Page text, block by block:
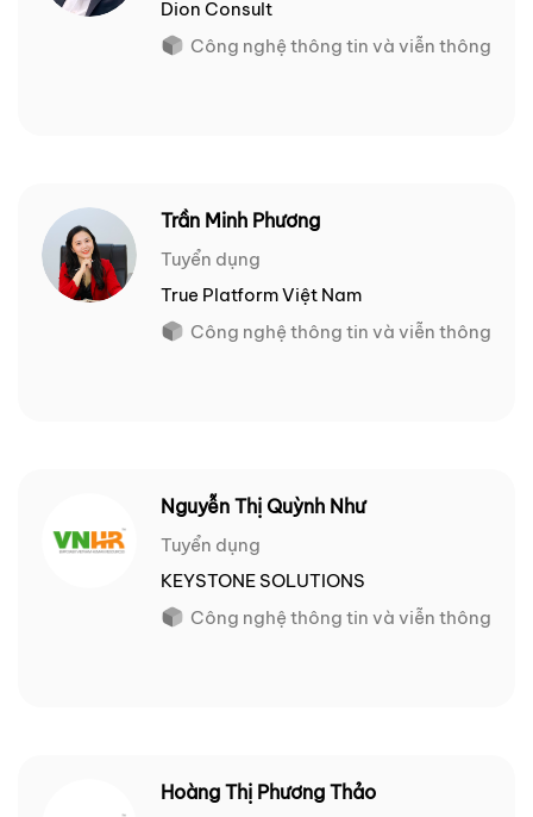
Dion Consult
Công nghệ thông tin và viễn thông
Trần Minh Phương
Tuyển dụng
True Platform Việt Nam
Công nghệ thông tin và viễn thông
Nguyễn Thị Quỳnh Như
Tuyển dụng
KEYSTONE SOLUTIONS
Công nghệ thông tin và viễn thông
Hoàng Thị Phương Thảo